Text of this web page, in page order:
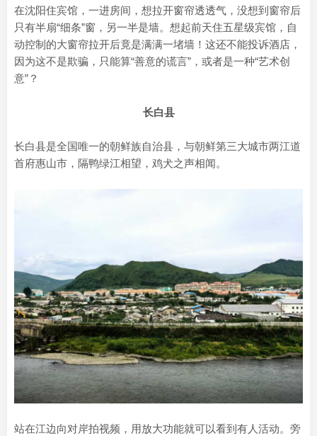
在沈阳住宾馆，一进房间，想拉开窗帘透透气，没想到窗帘后
只有半扇“细条”窗，另一半是墙。想起前天住五星级宾馆，自
动控制的大窗帘拉开后竟是满满一堵墙！这还不能投诉酒店，
因为这不是欺骗，只能算“善意的谎言”，或者是一种“艺术创
意”？
长白县
长白县是全国唯一的朝鲜族自治县，与朝鲜第三大城市两江道
首府惠山市，隔鸭绿江相望，鸡犬之声相闻。
站在江边向对岸拍视频，用放大功能就可以看到有人活动。旁